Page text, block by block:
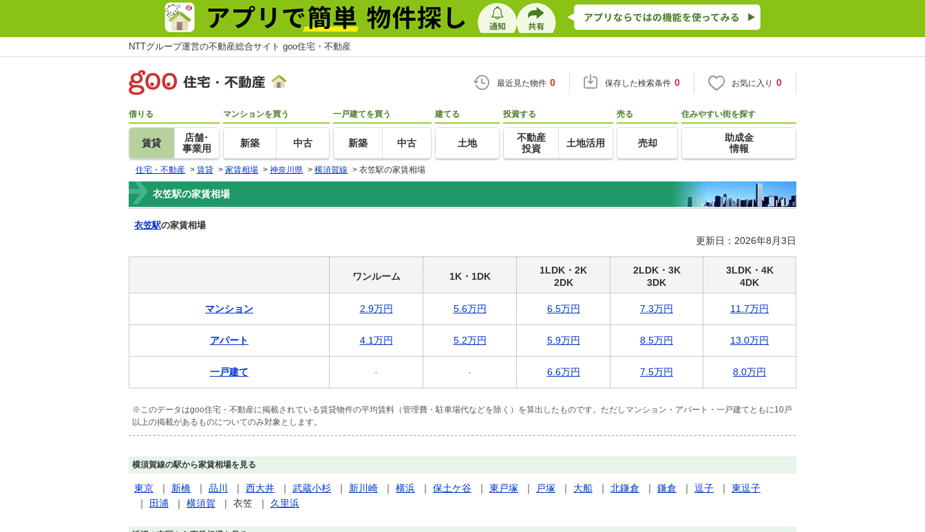
NTTグループ運営の不動産総合サイト goo住宅・不動産
最近見た物件 0 保存した検索条件 0 お気に入り 0
借りる
賃貸
店舗･
事業用
マンションを買う
新築 中古
一戸建てを買う
新築 中古
建てる
土地
投資する
不動産
投資
土地活用
売る
売却
住みやすい街を探す
助成金
情報
住宅・不動産 > 賃貸 > 家賃相場 > 神奈川県 > 横須賀線 > 衣笠駅の家賃相場
衣笠駅の家賃相場
衣笠駅の家賃相場
更新日：2026年8月3日
ワンルーム 1K・1DK
1LDK・2K
2DK
2LDK・3K
3DK
3LDK・4K
4DK
マンション 2.9万円 5.6万円 6.5万円 7.3万円 11.7万円
アパート 4.1万円 5.2万円 5.9万円 8.5万円 13.0万円
一戸建て - - 6.6万円 7.5万円 8.0万円
※このデータはgoo住宅・不動産に掲載されている賃貸物件の平均賃料（管理費・駐車場代などを除く）を算出したものです。ただしマンション・アパート・一戸建てともに10戸
以上の掲載があるものについてのみ対象とします。
横須賀線の駅から家賃相場を見る
東京 ｜ 新橋 ｜ 品川 ｜ 西大井 ｜ 武蔵小杉 ｜ 新川崎 ｜ 横浜 ｜ 保土ケ谷 ｜ 東戸塚 ｜ 戸塚 ｜ 大船 ｜ 北鎌倉 ｜ 鎌倉 ｜ 逗子 ｜ 東逗子
｜
田浦 ｜ 横須賀 ｜ 衣笠 ｜ 久里浜